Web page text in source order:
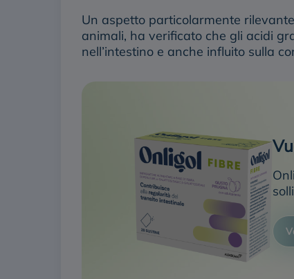
Un aspetto particolarmente
animali, ha verificato che gli acidi
nell’intestino e anche influito sulla